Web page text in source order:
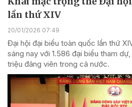
lần thứ XIV
20/01/2026 07:49
Đại hội đại biểu toàn quốc lần thứ
sáng nay với 1.586 đại biểu tham
triệu đảng viên trong cả nước.